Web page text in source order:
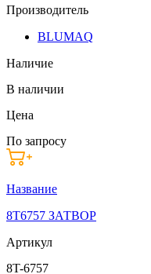
Производитель
BLUMAQ
Наличие
В наличии
Цена
По запросу
Название
8T6757 ЗАТВОР
Артикул
8T-6757